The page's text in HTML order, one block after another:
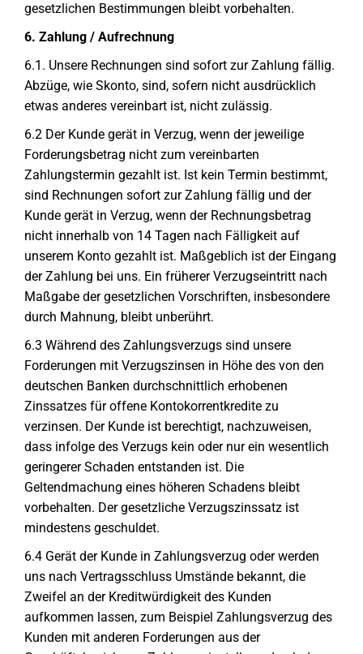
gesetzlichen Bestimmungen bleibt vorbehalten.
6. Zahlung / Aufrechnung
6.1. Unsere Rechnungen sind sofort zur Zahlung fällig.
Abzüge, wie Skonto, sind, sofern nicht ausdrücklich
etwas anderes vereinbart ist, nicht zulässig.
6.2 Der Kunde gerät in Verzug, wenn der jeweilige
Forderungsbetrag nicht zum vereinbarten
Zahlungstermin gezahlt ist. Ist kein Termin bestimmt,
sind Rechnungen sofort zur Zahlung fällig und der
Kunde gerät in Verzug, wenn der Rechnungsbetrag
nicht innerhalb von 14 Tagen nach Fälligkeit auf
unserem Konto gezahlt ist. Maßgeblich ist der Eingang
der Zahlung bei uns. Ein früherer Verzugseintritt nach
Maßgabe der gesetzlichen Vorschriften, insbesondere
durch Mahnung, bleibt unberührt.
6.3 Während des Zahlungsverzugs sind unsere
Forderungen mit Verzugszinsen in Höhe des von den
deutschen Banken durchschnittlich erhobenen
Zinssatzes für offene Kontokorrentkredite zu
verzinsen. Der Kunde ist berechtigt, nachzuweisen,
dass infolge des Verzugs kein oder nur ein wesentlich
geringerer Schaden entstanden ist. Die
Geltendmachung eines höheren Schadens bleibt
vorbehalten. Der gesetzliche Verzugszinssatz ist
mindestens geschuldet.
6.4 Gerät der Kunde in Zahlungsverzug oder werden
uns nach Vertragsschluss Umstände bekannt, die
Zweifel an der Kreditwürdigkeit des Kunden
aufkommen lassen, zum Beispiel Zahlungsverzug des
Kunden mit anderen Forderungen aus der